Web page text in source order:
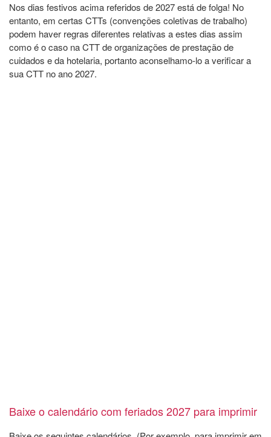
Nos dias festivos acima referidos de 2027 está de folga! No
entanto, em certas CTTs (convenções coletivas de trabalho)
podem haver regras diferentes relativas a estes dias assim
como é o caso na CTT de organizações de prestação de
cuidados e da hotelaria, portanto aconselhamo-lo a verificar a
sua CTT no ano 2027.
Baixe o calendário com feriados 2027 para imprimir